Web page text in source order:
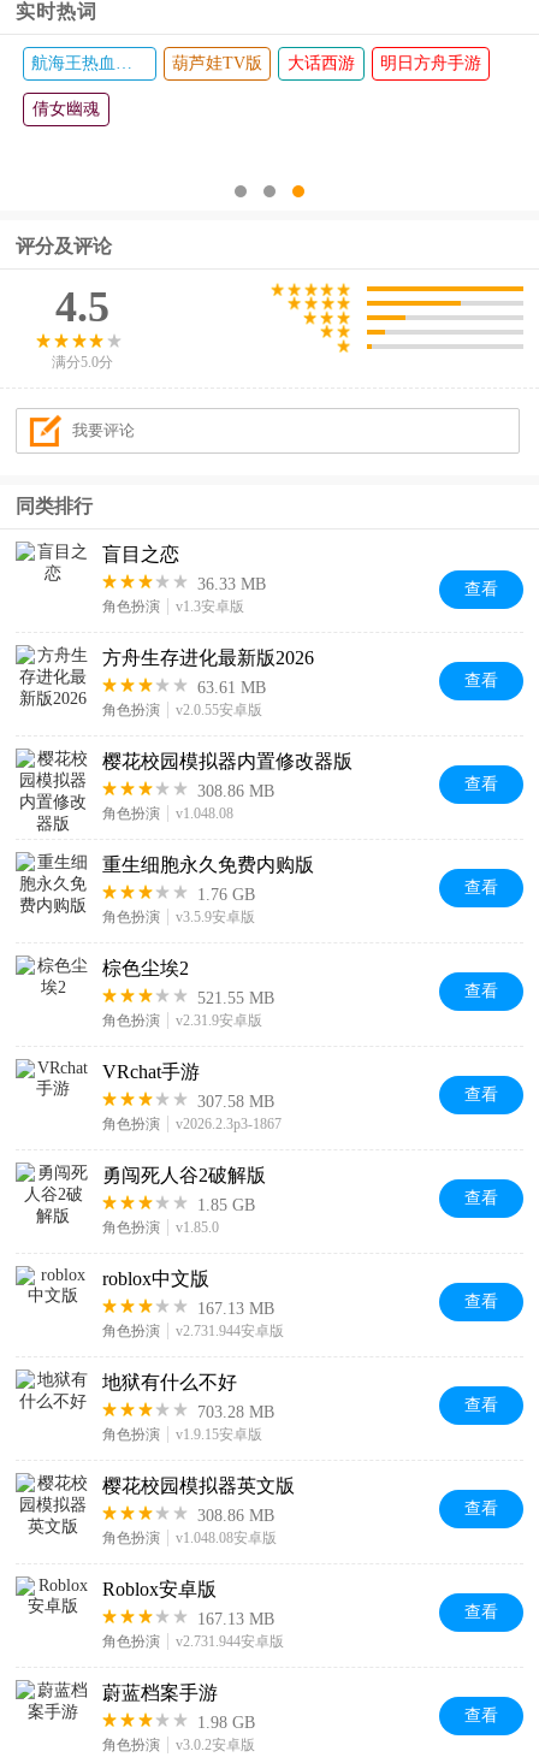
实时热词
航海王热血航线 葫芦娃TV版 大话西游 明日方舟手游
倩女幽魂
评分及评论
4.5
满分5.0分
同类排行
盲目之恋
36.33 MB
角色扮演 v1.3安卓版
查看
方舟生存进化最新版2026
63.61 MB
角色扮演 v2.0.55安卓版
查看
樱花校园模拟器内置修改器版
308.86 MB
角色扮演 v1.048.08
查看
重生细胞永久免费内购版
1.76 GB
角色扮演 v3.5.9安卓版
查看
棕色尘埃2
521.55 MB
角色扮演 v2.31.9安卓版
查看
VRchat手游
307.58 MB
角色扮演 v2026.2.3p3-1867
查看
勇闯死人谷2破解版
1.85 GB
角色扮演 v1.85.0
查看
roblox中文版
167.13 MB
角色扮演 v2.731.944安卓版
查看
地狱有什么不好
703.28 MB
角色扮演 v1.9.15安卓版
查看
樱花校园模拟器英文版
308.86 MB
角色扮演 v1.048.08安卓版
查看
Roblox安卓版
167.13 MB
角色扮演 v2.731.944安卓版
查看
蔚蓝档案手游
1.98 GB
角色扮演 v3.0.2安卓版
查看